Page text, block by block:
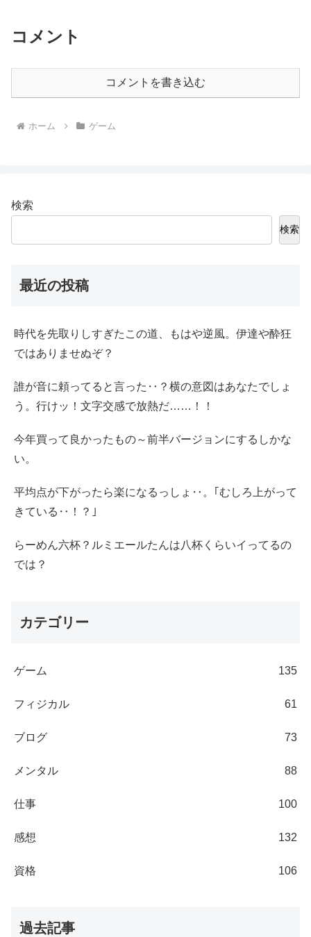
コメント
コメントを書き込む
ホーム ゲーム
検索
検索
最近の投稿
時代を先取りしすぎたこの道、もはや逆風。伊達や酔狂
ではありませぬぞ？
誰が音に頼ってると言った‥？横の意図はあなたでしょ
う。行けッ！文字交感で放熱だ……！！
今年買って良かったもの～前半バージョンにするしかな
い。
平均点が下がったら楽になるっしょ‥。｢むしろ上がって
きている‥！？｣
らーめん六杯？ルミエールたんは八杯くらいイってるの
では？
カテゴリー
ゲーム 135
フィジカル 61
ブログ 73
メンタル 88
仕事 100
感想 132
資格 106
過去記事